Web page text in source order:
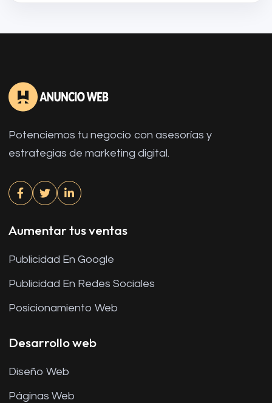
Potenciemos tu negocio con asesorías y
estrategias de marketing digital.
Aumentar tus ventas
Publicidad En Google
Publicidad En Redes Sociales
Posicionamiento Web
Desarrollo web
Diseño Web
Páginas Web